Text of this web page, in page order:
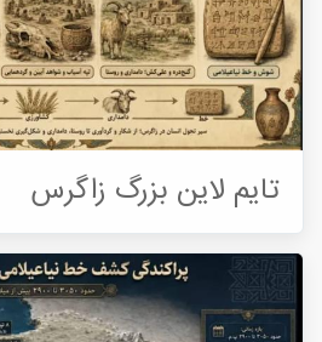
تایم لاین بزرگ زاگرس